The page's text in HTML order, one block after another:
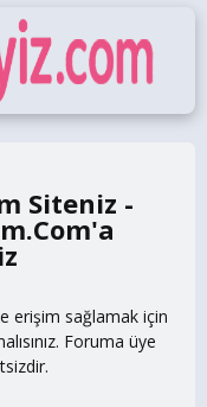
Siteniz -
erişim sağlamak için
Foruma üye